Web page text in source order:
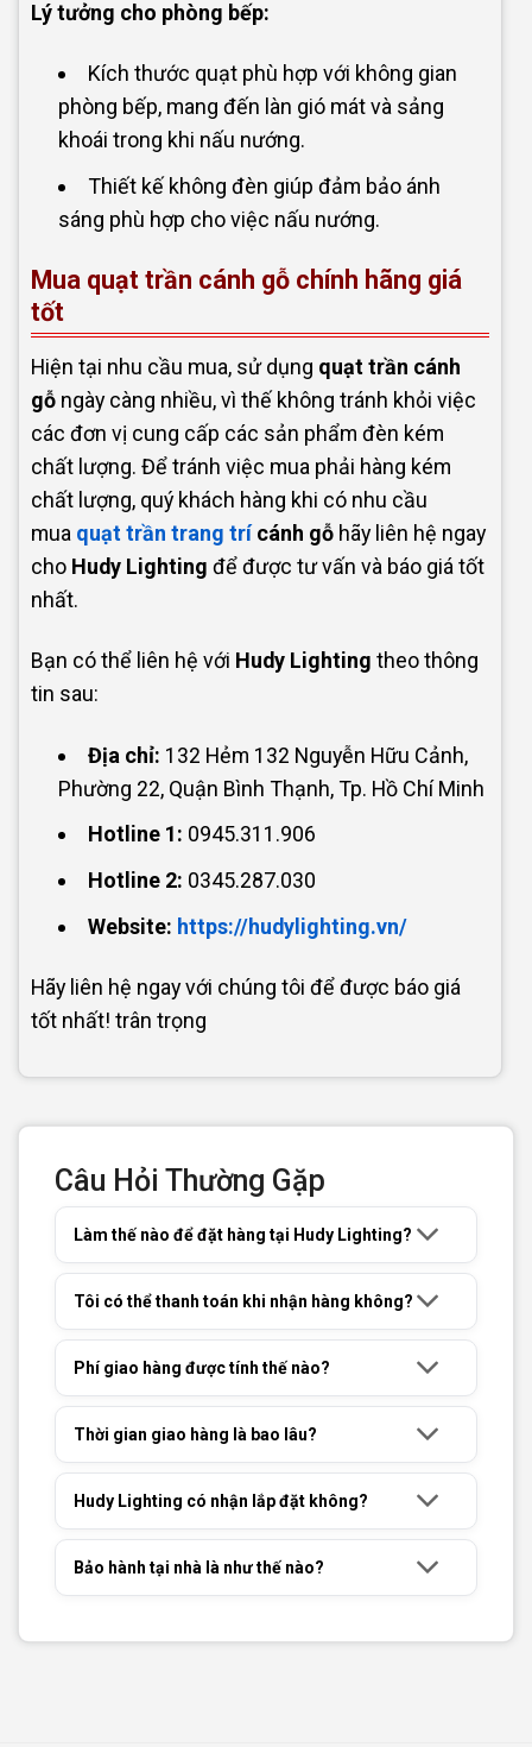
Lý tưởng cho phòng bếp:
Kích thước quạt phù hợp với không gian
phòng bếp, mang đến làn gió mát và sảng
khoái trong khi nấu nướng.
Thiết kế không đèn giúp đảm bảo ánh
sáng phù hợp cho việc nấu nướng.
Mua quạt trần cánh gỗ chính hãng giá
tốt
Hiện tại nhu cầu mua, sử dụng quạt trần cánh
gỗ ngày càng nhiều, vì thế không tránh khỏi việc
các đơn vị cung cấp các sản phẩm đèn kém
chất lượng. Để tránh việc mua phải hàng kém
chất lượng, quý khách hàng khi có nhu cầu
mua quạt trần trang trícánh gỗ hãy liên hệ ngay
cho Hudy Lighting để được tư vấn và báo giá tốt
nhất.
Bạn có thể liên hệ với Hudy Lighting theo thông
tin sau:
Địa chỉ: 132 Hẻm 132 Nguyễn Hữu Cảnh,
Phường 22, Quận Bình Thạnh, Tp. Hồ Chí Minh
Hotline 1: 0945.311.906
Hotline 2: 0345.287.030
Website: https://hudylighting.vn/
Hãy liên hệ ngay với chúng tôi để được báo giá
tốt nhất! trân trọng
Câu Hỏi Thường Gặp
Làm thế nào để đặt hàng tại Hudy Lighting?
Tôi có thể thanh toán khi nhận hàng không?
Phí giao hàng được tính thế nào?
Thời gian giao hàng là bao lâu?
Hudy Lighting có nhận lắp đặt không?
Bảo hành tại nhà là như thế nào?